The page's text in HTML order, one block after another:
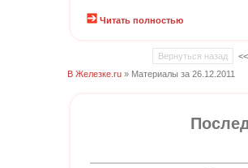
Читать полностью
Вернуться назад
В Железке.ru » Материалы за 26.12.2011